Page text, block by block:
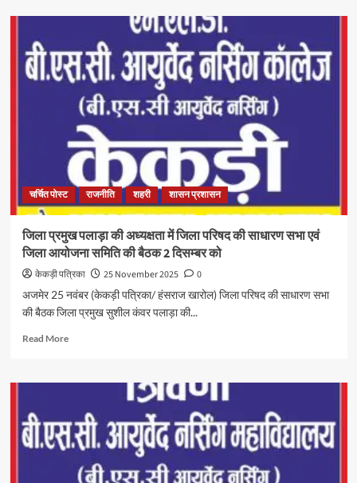
चर्चित पोस्ट राजनीति शहरी शासन प्रशासन
जिला प्रमुख पलाड़ा की अध्यक्षता में जिला परिषद की साधारण सभा एवं
जिला आयोजना समिति की बैठक 2 दिसम्बर को
केकड़ी पत्रिका 25 November 2025
0
अजमेर 25 नवंबर (केकड़ी पत्रिका/ हंसराज खारोल) जिला परिषद की साधारण सभा
की बैठक जिला प्रमुख सुशील कंवर पलाड़ा की...
Read More